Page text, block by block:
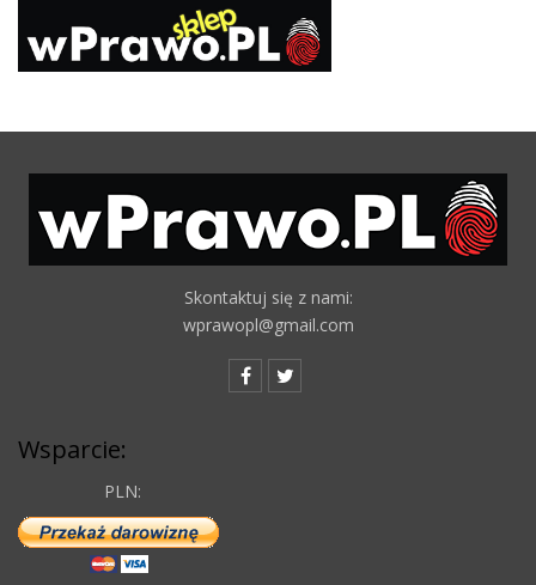
Skontaktuj się z nami:
wprawopl@gmail.com
Wsparcie:
PLN: